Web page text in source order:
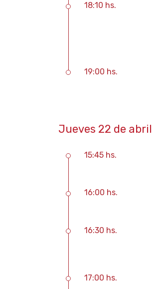
18:10 hs.
19:00 hs.
Jueves 22 de abril
15:45 hs.
16:00 hs.
16:30 hs.
17:00 hs.